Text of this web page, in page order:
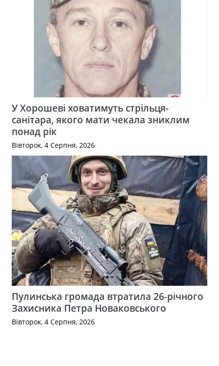
У Хорошеві ховатимуть стрільця-
санітара, якого мати чекала зниклим
понад рік
Вівторок, 4 Серпня, 2026
Пулинська громада втратила 26-річного
Захисника Петра Новаковського
Вівторок, 4 Серпня, 2026